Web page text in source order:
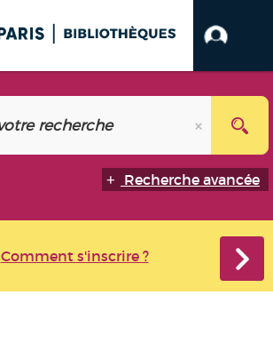
Recherche avancée
Comment s'inscrire ?